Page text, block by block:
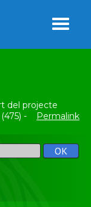
del projecte
- Permalink